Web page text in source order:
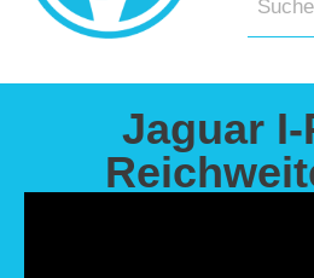
Jaguar I-